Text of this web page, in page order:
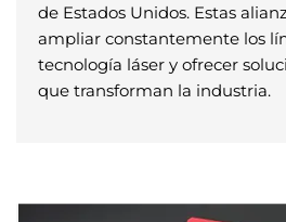
de Estados Unidos. Estas
ampliar constantemente los
tecnología láser y ofrecer
que transforman la industria.